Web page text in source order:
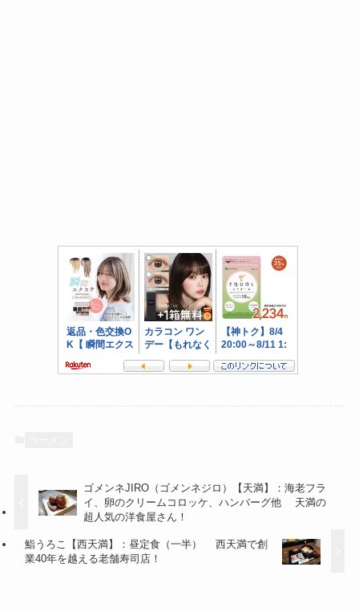
ゴメンネJIRO（ゴメンネジロ）【天満】：海老フラ
イ、卵のクリームコロッケ、ハンバーグ他 天満の
超人気の洋食屋さん！
鮨うろこ【西天満】：昼定食（一半） 西天満で創
業40年を越える老舗寿司店！